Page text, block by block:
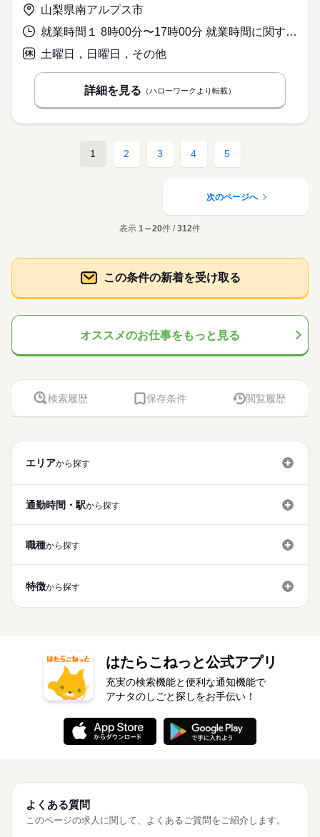
山梨県南アルプス市
就業時間１ 8時00分〜17時00分 就業時間に関する特記事項 基本的に時間外はありませんが現場の状況により発生する場合があ
土曜日，日曜日，その他
詳細を見る （ハローワークより転載）
1 2 3 4 5
次のページへ
表示 1～20件 /312件
この条件の新着を受け取る
オススメのお仕事をもっと見る
検索履歴 保存条件 閲覧履歴
エリアから探す
通勤時間・駅から探す
職種から探す
特徴から探す
はたらこねっと公式アプリ
充実の検索機能と便利な通知機能で
アナタのしごと探しをお手伝い！
よくある質問
このページの求人に関して、よくあるご質問をご紹介します。